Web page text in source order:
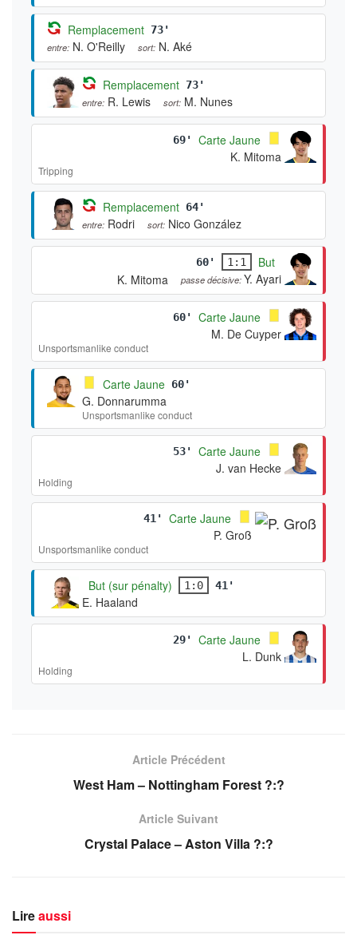
Remplacement 73'
entre: N. O'Reilly sort: N. Aké
Remplacement 73'
entre: R. Lewis sort: M. Nunes
69'
Carte Jaune
K. Mitoma
Tripping
Remplacement 64'
entre: Rodri sort: Nico González
60' 1:1
But
K. Mitoma
passe décisive:Y. Ayari
60'
Carte Jaune
M. De Cuyper
Unsportsmanlike conduct
Carte Jaune 60'
G. Donnarumma
Unsportsmanlike conduct
53'
Carte Jaune
J. van Hecke
Holding
41'
Carte Jaune
P. Groß
Unsportsmanlike conduct
But (sur pénalty) 1:0 41'
E. Haaland
29'
Carte Jaune
L. Dunk
Holding
Article Précédent
West Ham – Nottingham Forest ?:?
Article Suivant
Crystal Palace – Aston Villa ?:?
Lireaussi